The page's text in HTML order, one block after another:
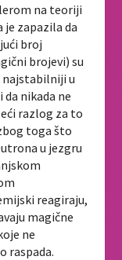
na teoriji
zapazila da
broj
brojevi) su
u
nikada ne
razlog za to
toga što
u jezgru
reagiraju,
magične
ne
raspada.